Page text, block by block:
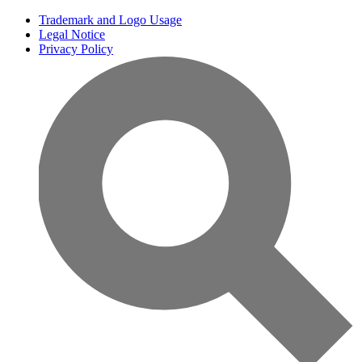
Trademark and Logo Usage
Legal Notice
Privacy Policy